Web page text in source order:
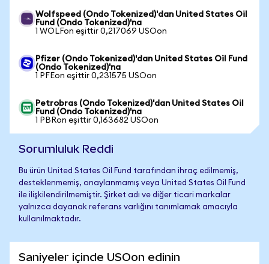
Wolfspeed (Ondo Tokenized)'dan United States Oil
Fund (Ondo Tokenized)'na
1 WOLFon eşittir 0,217069 USOon
Pfizer (Ondo Tokenized)'dan United States Oil Fund
(Ondo Tokenized)'na
1 PFEon eşittir 0,231575 USOon
Petrobras (Ondo Tokenized)'dan United States Oil
Fund (Ondo Tokenized)'na
1 PBRon eşittir 0,163682 USOon
Sorumluluk Reddi
Bu ürün United States Oil Fund tarafından ihraç edilmemiş,
desteklenmemiş, onaylanmamış veya United States Oil Fund
ile ilişkilendirilmemiştir. Şirket adı ve diğer ticari markalar
yalnızca dayanak referans varlığını tanımlamak amacıyla
kullanılmaktadır.
Saniyeler içinde USOon edinin